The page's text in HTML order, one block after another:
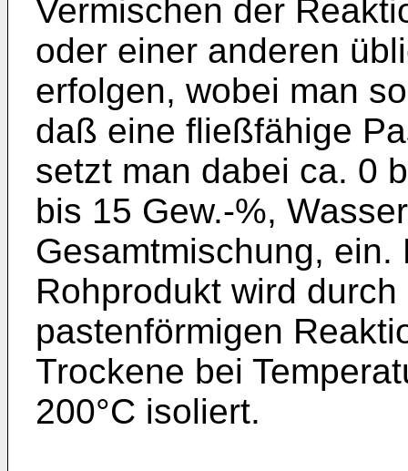
Vermischen der
oder einer anderen
erfolgen, wobei man
daß eine fließfähige
setzt man dabei ca. 0
bis 15 Gew.-%,
Gesamtmischung,
Rohprodukt wird
pastenförmigen
Trockene bei
200°C isoliert.